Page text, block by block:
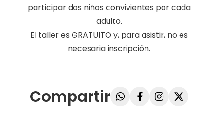
participar dos niños convivientes por cada
adulto.
El taller es GRATUITO y, para asistir, no es
necesaria inscripción.
Compartir